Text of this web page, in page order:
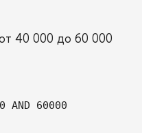
от 40 000 до 60 000
AND 60000